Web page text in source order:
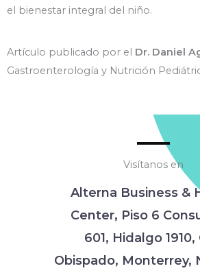
el bienestar integral del niño.
Artículo publicado por el Dr. Daniel
Gastroenterología y Nutrición
Visítanos en
Alterna Business &
Center, Piso 6
601, Hidalgo 1910,
Obispado, Monterrey,